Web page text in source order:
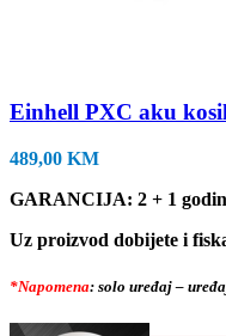
Einhell PXC aku
489,00 KM
GARANCIJA: 2 + 1
Uz proizvod dobijete i
*Napomena: solo uređaj –